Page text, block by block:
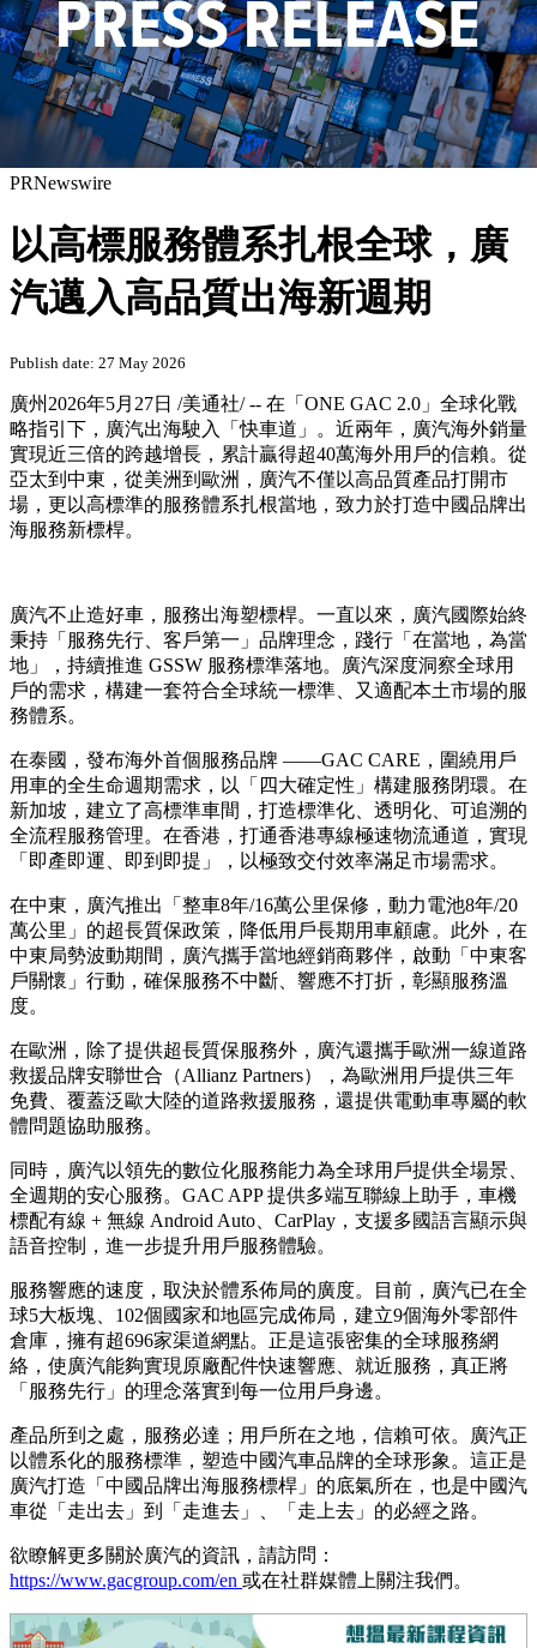
PRNewswire
以高標服務體系扎根全球，廣
汽邁入高品質出海新週期
Publish date: 27 May 2026
廣州 2026年5月27日 /美通社/ -- 在「ONE GAC 2.0」全球化戰
略指引下，廣汽出海駛入「快車道」。近兩年，廣汽海外銷量
實現近三倍的跨越增長，累計贏得超40萬海外用戶的信賴。從
亞太到中東，從美洲到歐洲，廣汽不僅以高品質產品打開市
場，更以高標準的服務體系扎根當地，致力於打造中國品牌出
海服務新標桿。
廣汽不止造好車，服務出海塑標桿。一直以來，廣汽國際始終
秉持「服務先行、客戶第一」品牌理念，踐行「在當地，為當
地」，持續推進 GSSW 服務標準落地。廣汽深度洞察全球用
戶的需求，構建一套符合全球統一標準、又適配本土市場的服
務體系。
在泰國，發布海外首個服務品牌 ——GAC CARE，圍繞用戶
用車的全生命週期需求，以「四大確定性」構建服務閉環。在
新加坡，建立了高標準車間，打造標準化、透明化、可追溯的
全流程服務管理。在香港，打通香港專線極速物流通道，實現
「即產即運、即到即提」，以極致交付效率滿足市場需求。
在中東，廣汽推出「整車8年/16萬公里保修，動力電池8年/20
萬公里」的超長質保政策，降低用戶長期用車顧慮。此外，在
中東局勢波動期間，廣汽攜手當地經銷商夥伴，啟動「中東客
戶關懷」行動，確保服務不中斷、響應不打折，彰顯服務溫
度。
在歐洲，除了提供超長質保服務外，廣汽還攜手歐洲一線道路
救援品牌安聯世合（Allianz Partners），為歐洲用戶提供三年
免費、覆蓋泛歐大陸的道路救援服務，還提供電動車專屬的軟
體問題協助服務。
同時，廣汽以領先的數位化服務能力為全球用戶提供全場景、
全週期的安心服務。GAC APP 提供多端互聯線上助手，車機
標配有線 + 無線 Android Auto、CarPlay，支援多國語言顯示與
語音控制，進一步提升用戶服務體驗。
服務響應的速度，取決於體系佈局的廣度。目前，廣汽已在全
球5大板塊、102個國家和地區完成佈局，建立9個海外零部件
倉庫，擁有超696家渠道網點。正是這張密集的全球服務網
絡，使廣汽能夠實現原廠配件快速響應、就近服務，真正將
「服務先行」的理念落實到每一位用戶身邊。
產品所到之處，服務必達；用戶所在之地，信賴可依。廣汽正
以體系化的服務標準，塑造中國汽車品牌的全球形象。這正是
廣汽打造「中國品牌出海服務標桿」的底氣所在，也是中國汽
車從「走出去」到「走進去」、「走上去」的必經之路。
欲瞭解更多關於廣汽的資訊，請訪問：
https://www.gacgroup.com/en 或在社群媒體上關注我們。